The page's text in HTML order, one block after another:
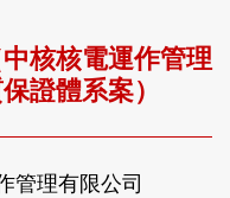
核核電運作管理
證體系案）
理有限公司